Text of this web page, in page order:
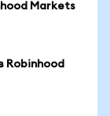
Markets
Robinhood